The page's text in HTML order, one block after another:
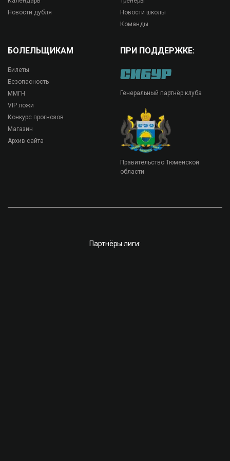
Новости дубля
Новости школы
Команды
БОЛЕЛЬЩИКАМ
Билеты
Безопасность
ММГН
VIP ложи
Конкурс прогнозов
Магазин
Архив сайта
ПРИ ПОДДЕРЖКЕ:
Генеральный партнёр клуба
Правительство Тюменской
области
Партнёры лиги: